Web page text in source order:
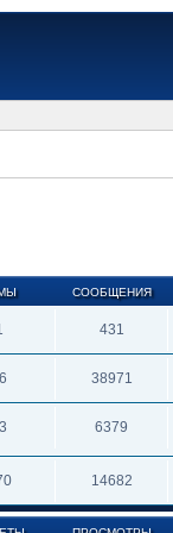
СООБЩЕНИЯ
431
38971
6379
14682